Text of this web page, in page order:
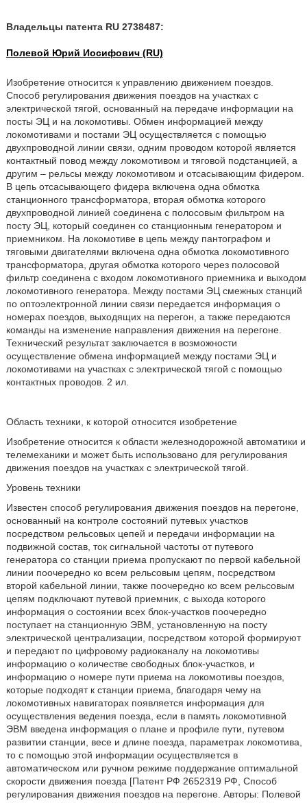
Владельцы патента RU 2738487:
Полевой Юрий Иосифович (RU)
Изобретение относится к управлению движением поездов.
Способ регулирования движения поездов на участках с
электрической тягой, основанный на передаче информации на
посты ЭЦ и на локомотивы. Обмен информацией между
локомотивами и постами ЭЦ осуществляется с помощью
двухпроводной линии связи, одним проводом которой является
контактный повод между локомотивом и тяговой подстанцией, а
другим – рельсы между локомотивом и отсасывающим фидером.
В цепь отсасывающего фидера включена одна обмотка
станционного трансформатора, вторая обмотка которого
двухпроводной линией соединена с полосовым фильтром на
посту ЭЦ, который соединен со станционным генератором и
приемником. На локомотиве в цепь между пантографом и
тяговыми двигателями включена одна обмотка локомотивного
трансформатора, другая обмотка которого через полосовой
фильтр соединена с входом локомотивного приемника и выходом
локомотивного генератора. Между постами ЭЦ смежных станций
по оптоэлектронной линии связи передается информация о
номерах поездов, выходящих на перегон, а также передаются
команды на изменение направления движения на перегоне.
Технический результат заключается в возможности
осуществление обмена информацией между постами ЭЦ и
локомотивами на участках с электрической тягой с помощью
контактных проводов. 2 ил.
Область техники, к которой относится изобретение
Изобретение относится к области железнодорожной автоматики и
телемеханики и может быть использовано для регулирования
движения поездов на участках с электрической тягой.
Уровень техники
Известен способ регулирования движения поездов на перегоне,
основанный на контроле состояний путевых участков
посредством рельсовых цепей и передачи информации на
подвижной состав, ток сигнальной частоты от путевого
генератора со станции приема пропускают по первой кабельной
линии поочередно ко всем рельсовым цепям, посредством
второй кабельной линии, также поочередно ко всем рельсовым
цепям подключают путевой приемник, с выхода которого
информация о состоянии всех блок-участков поочередно
поступает на станционную ЭВМ, установленную на посту
электрической централизации, посредством которой формируют
и передают по цифровому радиоканалу на локомотивы
информацию о количестве свободных блок-участков, и
информацию о номере пути приема на локомотивы поездов,
которые подходят к станции приема, благодаря чему на
локомотивных навигаторах появляется информация для
осуществления ведения поезда, если в память локомотивной
ЭВМ введена информация о плане и профиле пути, путевом
развитии станции, весе и длине поезда, параметрах локомотива,
то с помощью этой информации осуществляется в
автоматическом или ручном режиме поддержание оптимальной
скорости движения поезда [Патент РФ 2652319 РФ, Способ
регулирования движения поездов на перегоне. Авторы: Полевой